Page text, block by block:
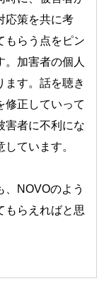
応策を共に考
もらう点をピン
。加害者の個人
ます。話を聴き
修正していって
害者に不利にな
ています。
NOVOのよう
もらえればと思